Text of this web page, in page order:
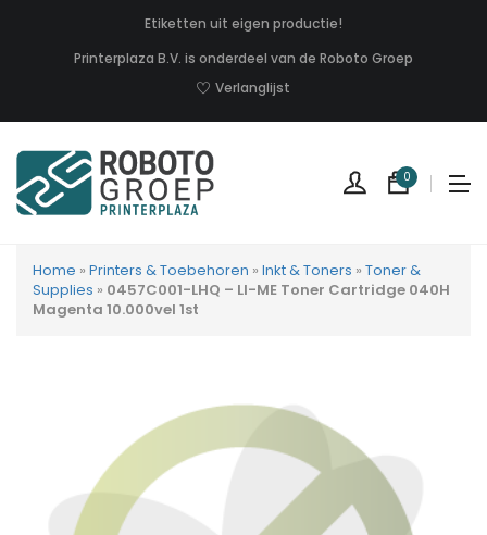
Etiketten uit eigen productie!
Printerplaza B.V. is onderdeel van de Roboto Groep
Verlanglijst
0
Home » Printers & Toebehoren » Inkt & Toners » Toner &
Supplies » 0457C001-LHQ – LI-ME Toner Cartridge 040H
Magenta 10.000vel 1st